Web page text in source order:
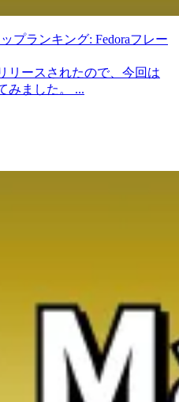
プランキング: Fedoraフレー
リースされたので、今回は
みました。 ...